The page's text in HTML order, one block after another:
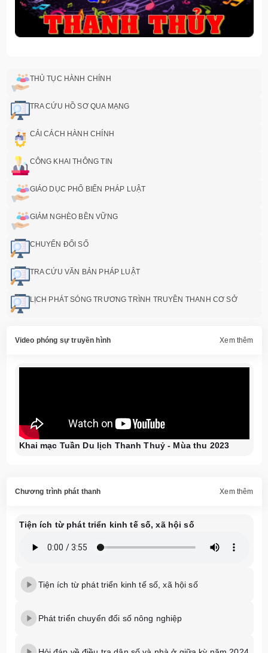
THỦ TỤC HÀNH CHÍNH
TRA CỨU HỒ SƠ QUA MẠNG
CẢI CÁCH HÀNH CHÍNH
CÔNG KHAI THÔNG TIN
GIÁO DỤC PHỔ BIẾN PHÁP LUẬT
GIẢM NGHÈO BỀN VỮNG
CHUYỂN ĐỔI SỐ
TRA CỨU VĂN BẢN PHÁP LUẬT
LỊCH PHÁT SÓNG TRƯƠNG TRÌNH TRUYỀN THANH CƠ SỞ
Video phóng sự truyền hình Xem thêm
Khai mạc Tuần Du lịch Thanh Thuỷ - Mùa thu 2023
Chương trình phát thanh Xem thêm
Tiện ích từ phát triển kinh tế số, xã hội số
Tiện ích từ phát triển kinh tế số, xã hội số
Phát triển chuyển đổi số nông nghiệp